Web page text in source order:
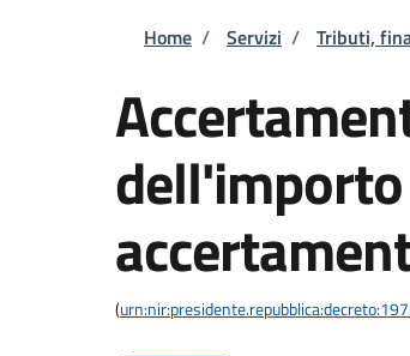
Briciole di
Home / Servizi / Tributi,
(